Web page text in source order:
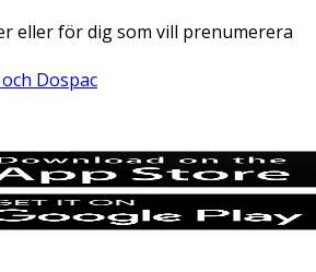
eller för dig som vill prenumerera
Dospac